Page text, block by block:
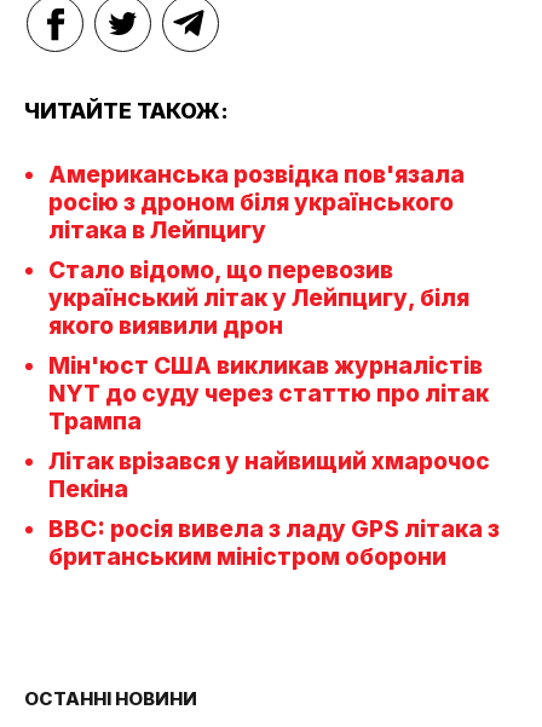
ЧИТАЙТЕ ТАКОЖ:
Американська розвідка пов'язала
росію з дроном біля українського
літака в Лейпцигу
Стало відомо, що перевозив
український літак у Лейпцигу, біля
якого виявили дрон
Мін'юст США викликав журналістів
NYT до суду через статтю про літак
Трампа
Літак врізався у найвищий хмарочос
Пекіна
BBC: росія вивела з ладу GPS літака з
британським міністром оборони
ОСТАННІ НОВИНИ